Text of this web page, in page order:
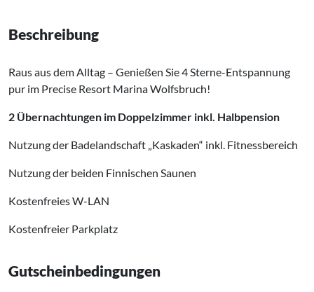
Beschreibung
Raus aus dem Alltag – Genießen Sie 4 Sterne-Entspannung
pur im Precise Resort Marina Wolfsbruch!
2 Übernachtungen im Doppelzimmer inkl. Halbpension
Nutzung der Badelandschaft „Kaskaden“ inkl. Fitnessbereich
Nutzung der beiden Finnischen Saunen
Kostenfreies W-LAN
Kostenfreier Parkplatz
Gutscheinbedingungen